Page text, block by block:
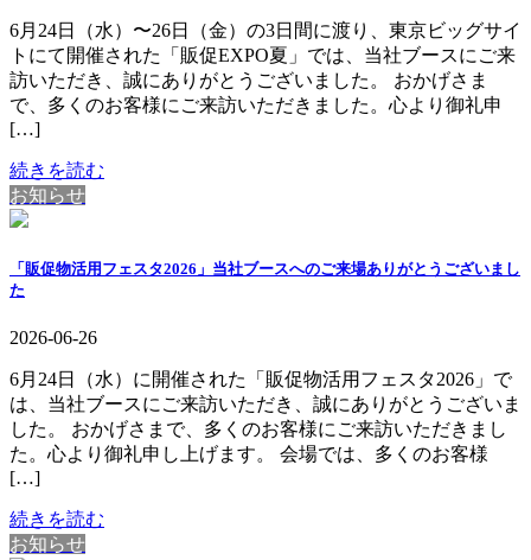
6月24日（水）〜26日（金）の3日間に渡り、東京ビッグサイ
トにて開催された「販促EXPO夏」では、当社ブースにご来
訪いただき、誠にありがとうございました。 おかげさま
で、多くのお客様にご来訪いただきました。心より御礼申
[…]
続きを読む
お知らせ
「販促物活用フェスタ2026」当社ブースへのご来場ありがとうございまし
た
2026-06-26
6月24日（水）に開催された「販促物活用フェスタ2026」で
は、当社ブースにご来訪いただき、誠にありがとうございま
した。 おかげさまで、多くのお客様にご来訪いただきまし
た。心より御礼申し上げます。 会場では、多くのお客様
[…]
続きを読む
お知らせ